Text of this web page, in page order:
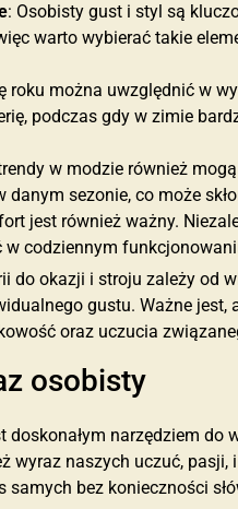
: Osobisty gust i styl są
warto wybierać takie
roku można uwzględnić w
podczas gdy w zimie
w modzie również
danym sezonie, co może
jest również ważny.
w codziennym
do okazji i stroju zależy od
gustu. Ważne
oraz uczucia
osobisty
doskonałym narzędziem
wyraz naszych uczuć,
bez konieczności